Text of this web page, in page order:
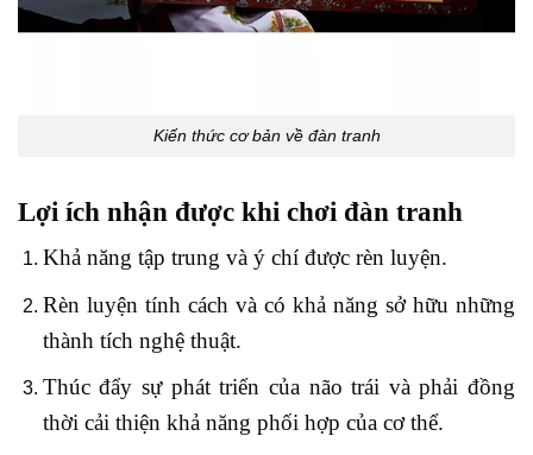
Kiến thức cơ bản về đàn tranh
Lợi ích nhận được khi chơi đàn tranh
Khả năng tập trung và ý chí được rèn luyện.
Rèn luyện tính cách và có khả năng sở hữu những
thành tích nghệ thuật.
Thúc đẩy sự phát triển của não trái và phải đồng
thời cải thiện khả năng phối hợp của cơ thể.